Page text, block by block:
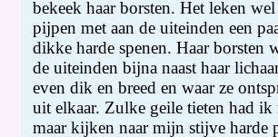
bekeek haar borsten. Het leken
pijpen met aan de uiteinden een
dikke harde spenen. Haar borsten
de uiteinden bijna naast haar
even dik en breed en waar ze
uit elkaar. Zulke geile tieten had
maar kijken naar mijn stijve